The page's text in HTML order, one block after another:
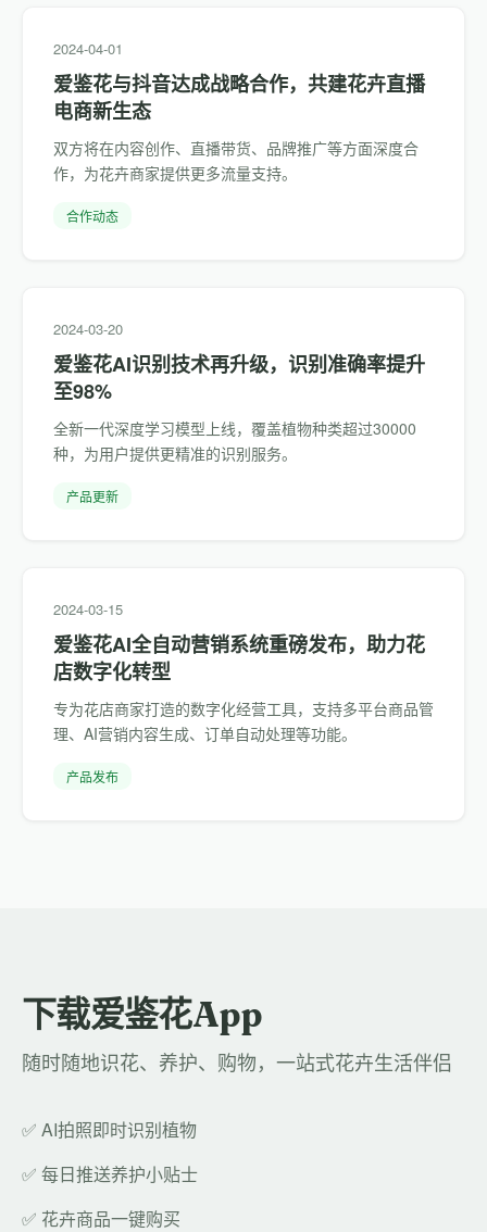
2024-04-01
爱鉴花与抖音达成战略合作，共建花卉直播
电商新生态
双方将在内容创作、直播带货、品牌推广等方面深度合
作，为花卉商家提供更多流量支持。
合作动态
2024-03-20
爱鉴花AI识别技术再升级，识别准确率提升
至98%
全新一代深度学习模型上线，覆盖植物种类超过30000
种，为用户提供更精准的识别服务。
产品更新
2024-03-15
爱鉴花AI全自动营销系统重磅发布，助力花
店数字化转型
专为花店商家打造的数字化经营工具，支持多平台商品管
理、AI营销内容生成、订单自动处理等功能。
产品发布
下载爱鉴花App
随时随地识花、养护、购物，一站式花卉生活伴侣
✅ AI拍照即时识别植物
✅ 每日推送养护小贴士
✅ 花卉商品一键购买